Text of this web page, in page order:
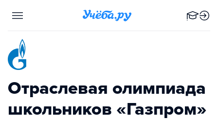
Отраслевая олимпиада
школьников «Газпром»